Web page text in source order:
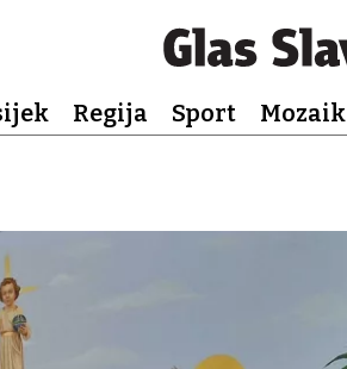
Regija Sport Mozaik